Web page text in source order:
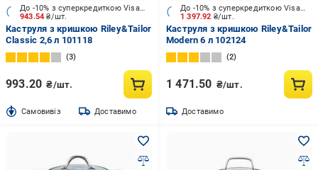
943.54₴/шт.
До -10% з суперкредиткою Visa Вигода
Каструля з кришкою Riley&Tailor
Classic 2,6 л 101118
3
993.20 ₴/шт.
Cамовивіз Доставимо
1 397.92 ₴/шт.
До -10% з суперкредиткою Visa Вигода
Каструля з кришкою Riley&Tailor
Modern 6 л 102124
2
1 471.50 ₴/шт.
Доставимо